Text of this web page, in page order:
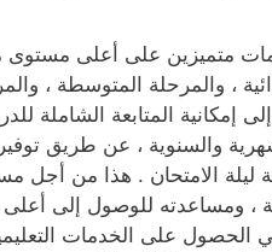
متميزين على أعلى مستوى
، والمرحلة المتوسطة ،
إمكانية المتابعة الشاملة
والسنوية ، عن طريق
ليلة الامتحان . هذا من
، ومساعدته للوصول إلى
الحصول على الخدمات